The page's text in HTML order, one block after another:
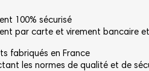
100% sécurisé
par carte et virement bancaire et
fabriqués en France
les normes de qualité et de